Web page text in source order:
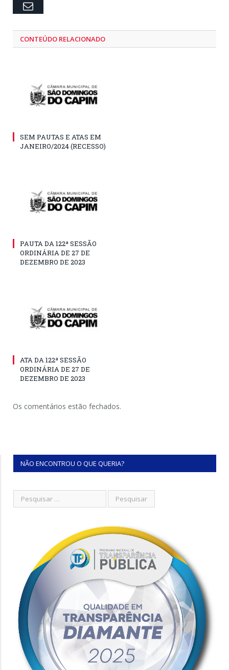
Email
CONTEÚDO RELACIONADO
SEM PAUTAS E ATAS EM
JANEIRO/2024 (RECESSO)
PAUTA DA 122ª SESSÃO
ORDINÁRIA DE 27 DE
DEZEMBRO DE 2023
ATA DA 122ª SESSÃO
ORDINÁRIA DE 27 DE
DEZEMBRO DE 2023
Os comentários estão fechados.
NÃO ENCONTROU O QUE QUERIA?